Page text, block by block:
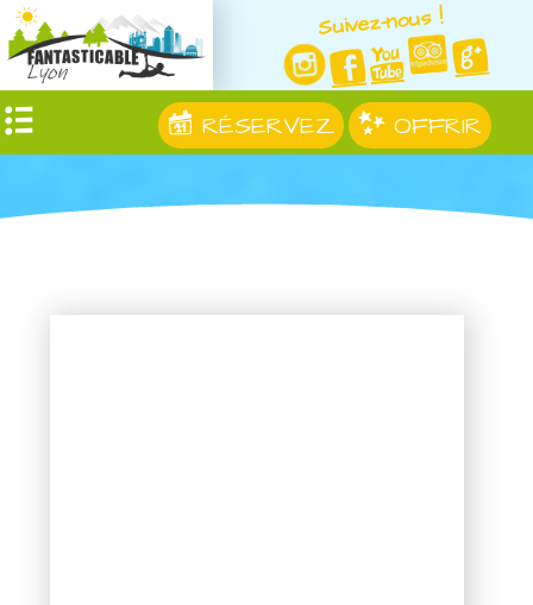
Suivez-nous !
RÉSERVEZ OFFRIR